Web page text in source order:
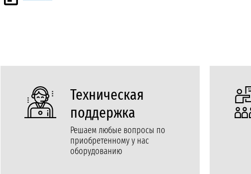
Техническая
поддержка
Решаем любые вопросы по
приобретенному у нас
оборудованию